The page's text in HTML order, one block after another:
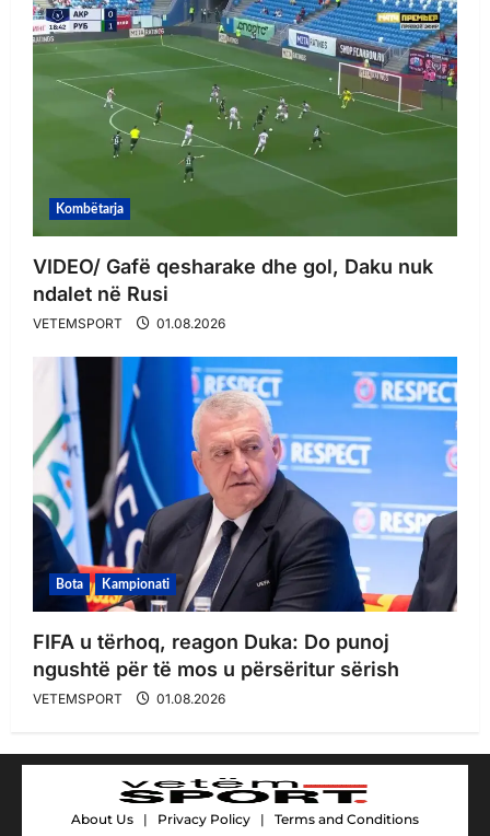
Kombëtarja
VIDEO/ Gafë qesharake dhe gol, Daku nuk
ndalet në Rusi
VETEMSPORT 01.08.2026
Bota Kampionati
FIFA u tërhoq, reagon Duka: Do punoj
ngushtë për të mos u përsëritur sërish
VETEMSPORT 01.08.2026
About Us | Privacy Policy |
Terms and Conditions